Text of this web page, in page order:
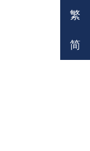
繁
简